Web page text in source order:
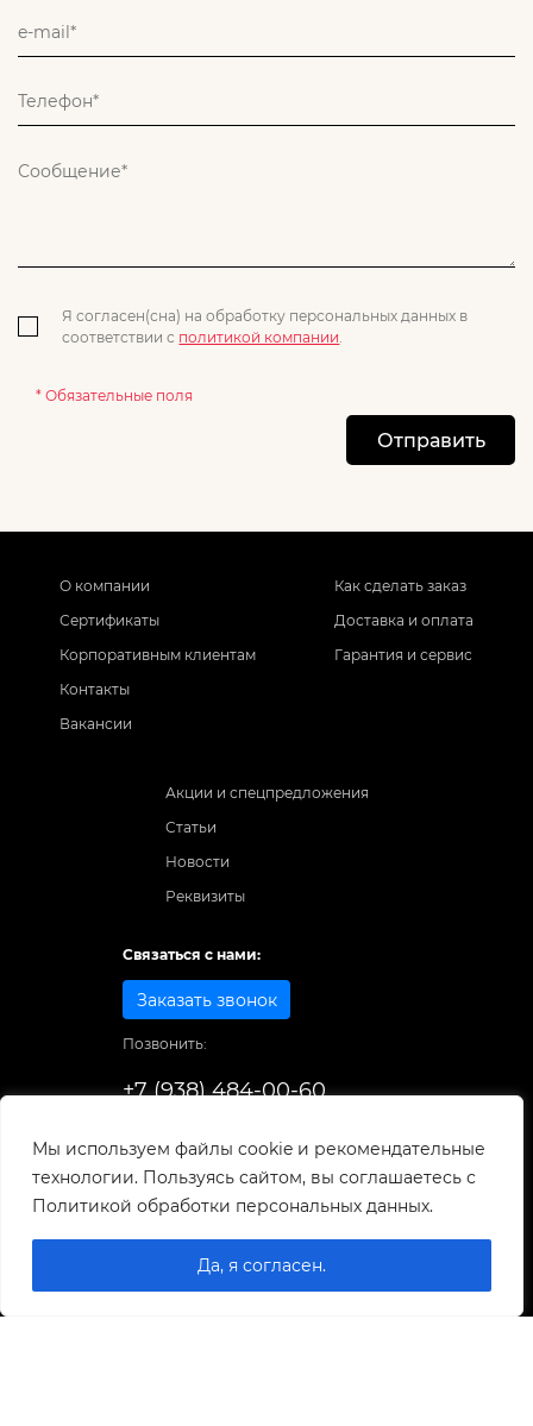
Мы используем файлы cookie и рекомендательные
технологии. Пользуясь сайтом, вы соглашаетесь с
Политикой обработки персональных данных.
Да, я согласен.
Я согласен(сна) на обработку персональных данных в
соответствии с политикой компании
* Обязательные поля
Отправить
О компании
Сертификаты
Корпоративным клиентам
Контакты
Вакансии
Как сделать заказ
Доставка и оплата
Гарантия и сервис
Акции и спецпредложения
Статьи
Новости
Реквизиты
Связаться с нами:
Заказать звонок
Позвонить:
+7 (938) 484-00-60
© 1998-2026
0